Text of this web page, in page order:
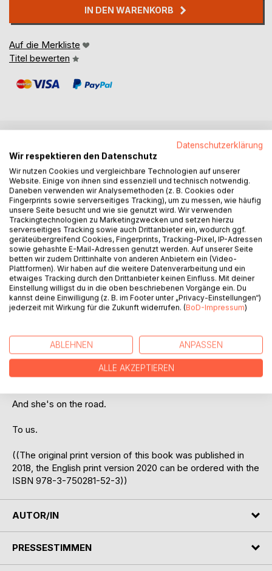
IN DEN WARENKORB
Auf die Merkliste
Titel bewerten
BESCHREIBUNG
Peters, an astronomer from northern Germany, makes an
inexplicable discovery in the sky in the Wild West. It's so
incomprehensible that he doesn't dare to publish it.
Kulik, a Russian mineralogist, makes a strange find in an
extraterrestrial mineral - he considers it fake.
But in Germany, in the city of Münster, the young student
Jens notices the connections - a discovery that will change
the course of the history of mankind.
He doesn't dare tell us about it, too.
But then Kulik's find turns out to be real. The
agencies are chasing him. A disaster happens. His friend
loses his mind. And Jens has the "Andean artifact", the
There is a civilization out there in space.
And she's on the road.
To us.
((The original print version of this book was published in
2018, the English print version 2020 can be ordered with the
ISBN 978-3-750281-52-3))
AUTOR/IN
PRESSESTIMMEN
Datenschutzerklärung
Wir respektieren den Datenschutz
Wir nutzen Cookies und vergleichbare Technologien auf unserer
Website. Einige von ihnen sind essenziell und technisch notwendig.
Daneben verwenden wir Analysemethoden (z. B. Cookies oder
Fingerprints sowie serverseitiges Tracking), um zu messen, wie häufig
unsere Seite besucht und wie sie genutzt wird. Wir verwenden
Trackingtechnologien zu Marketingzwecken und setzen hierzu
serverseitiges Tracking sowie auch Drittanbieter ein, wodurch ggf.
geräteübergreifend Cookies, Fingerprints, Tracking-Pixel, IP-Adressen
sowie gehashte E-Mail-Adressen genutzt werden. Auf unserer Seite
betten wir zudem Drittinhalte von anderen Anbietern ein (Video-
Plattformen). Wir haben auf die weitere Datenverarbeitung und ein
etwaiges Tracking durch den Drittanbieter keinen Einfluss. Mit deiner
Einstellung willigst du in die oben beschriebenen Vorgänge ein. Du
kannst deine Einwilligung (z. B. im Footer unter „Privacy-Einstellungen“)
jederzeit mit Wirkung für die Zukunft widerrufen. (BoD-Impressum)
ABLEHNEN ANPASSEN
ALLE AKZEPTIEREN